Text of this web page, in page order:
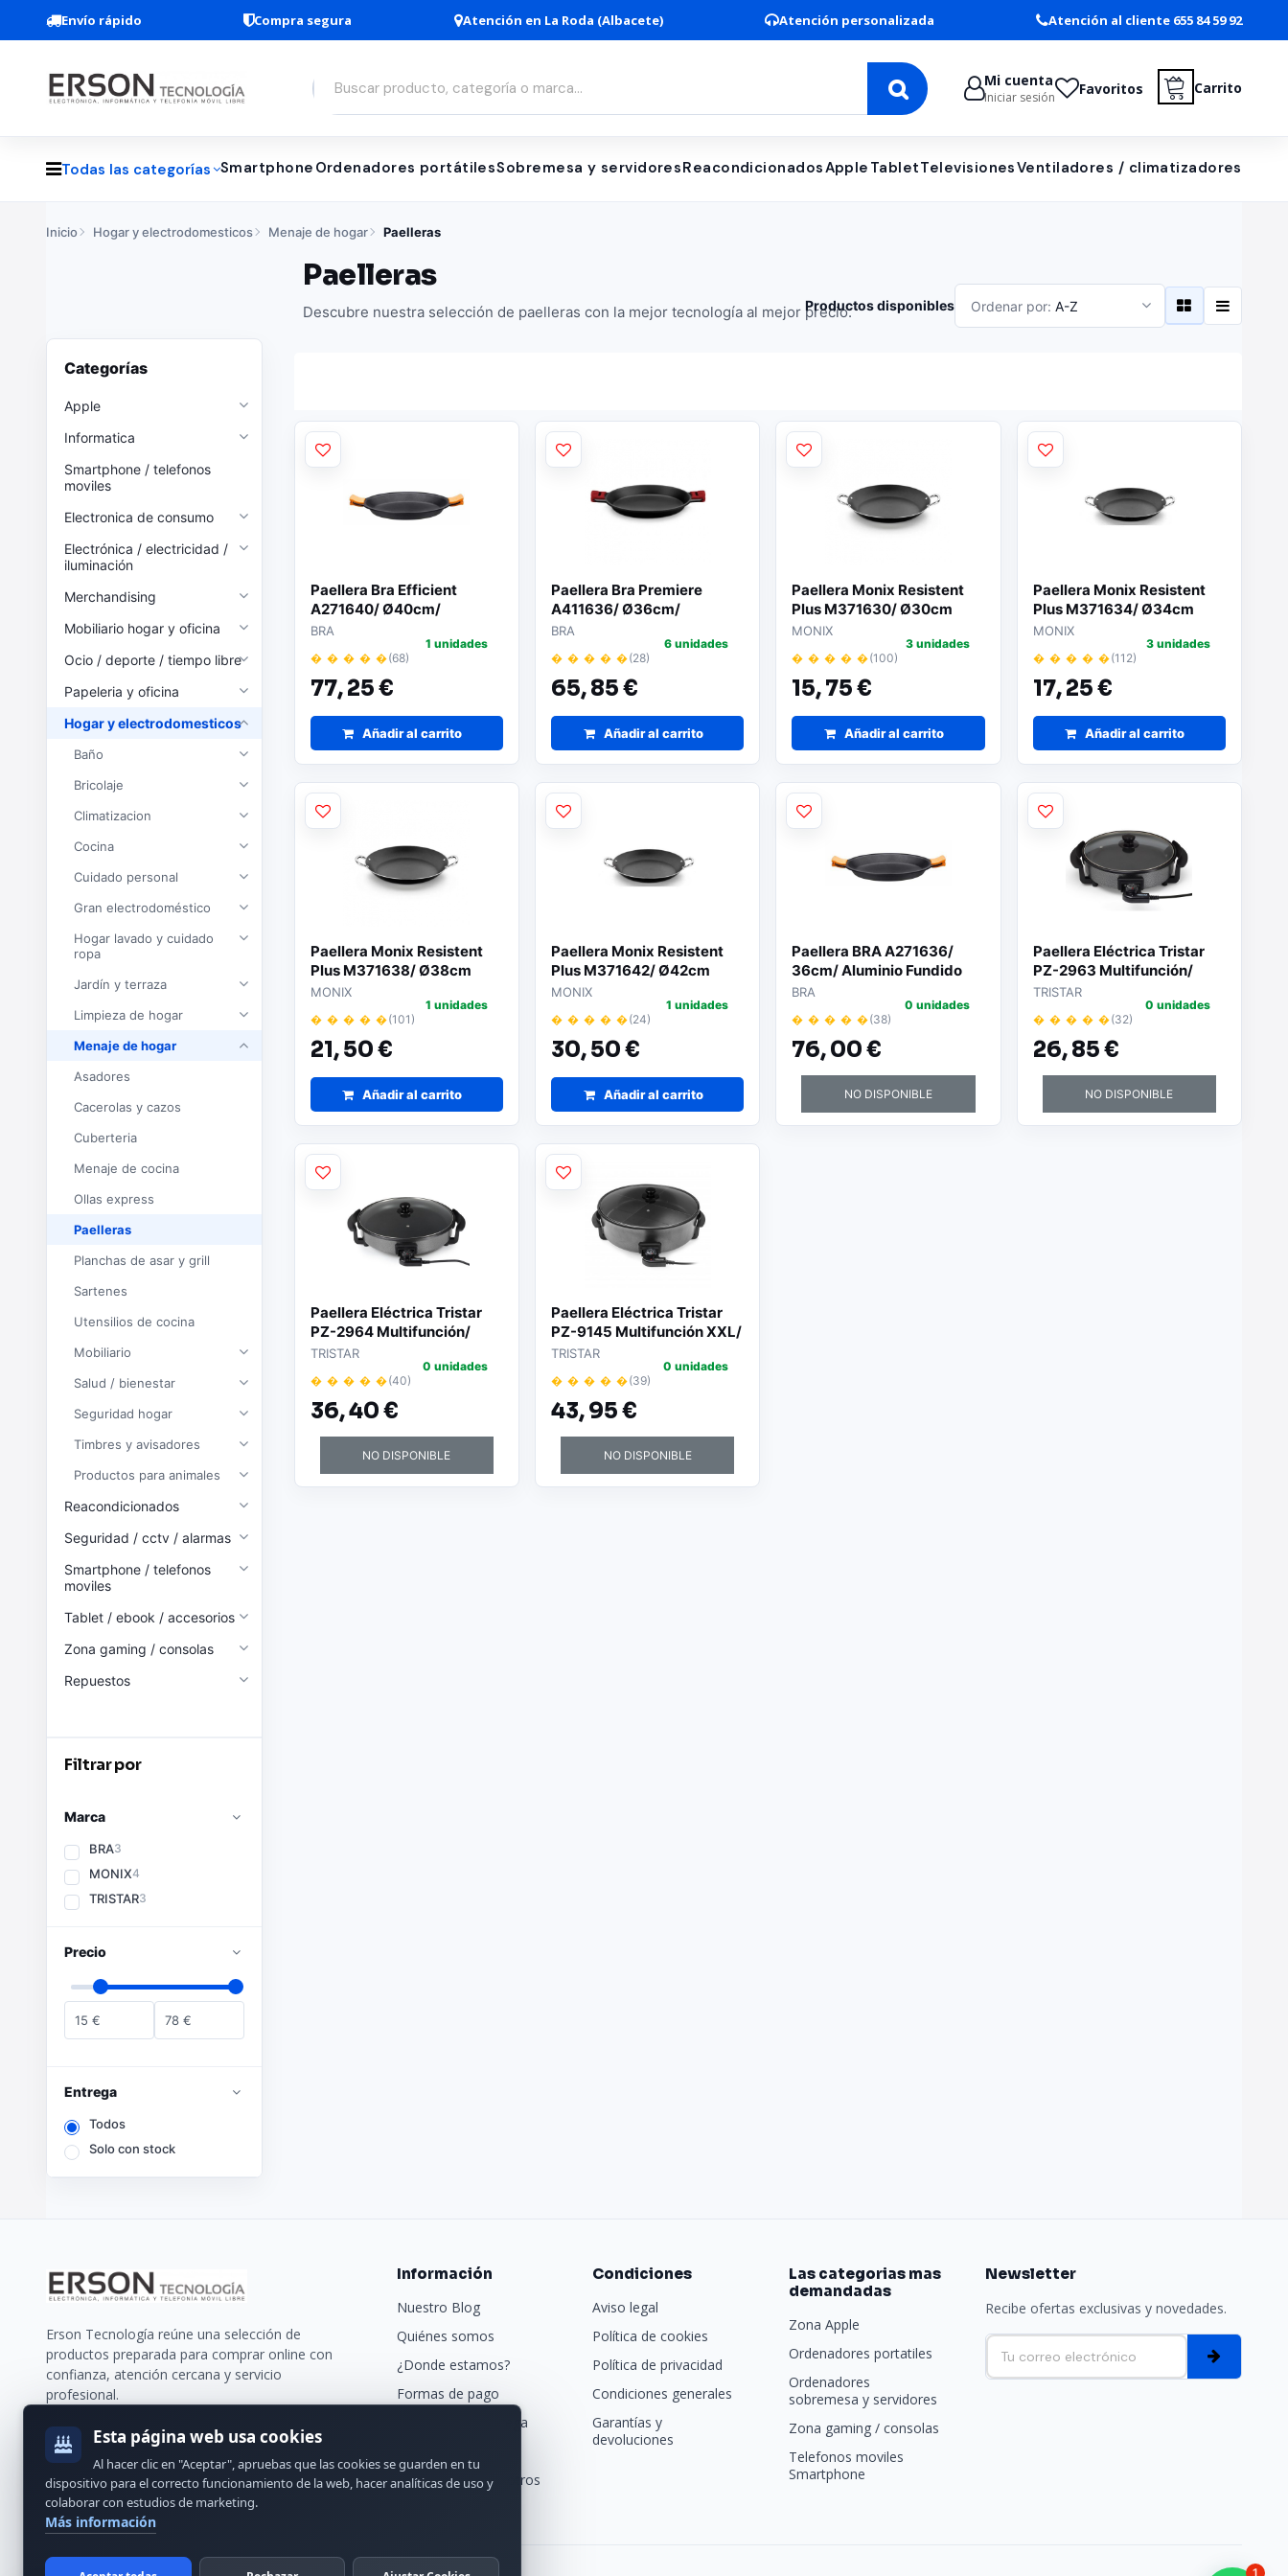
Envío rápido Compra segura Atención en La Roda (Albacete) Atención personalizada Atención al cliente 655 84 59 92
Mi cuenta
Iniciar sesión Favoritos Carrito
Todas las categorías Smartphone Ordenadores portátilesSobremesa y servidoresReacondicionadosApple TabletTelevisionesVentiladores / climatizadores
Inicio Hogar y electrodomesticos Menaje de hogar Paelleras
Paelleras
Descubre nuestra selección de paelleras con la mejor tecnología al mejor precio.
Categorías
Apple
Informatica
Smartphone / telefonos
moviles
Electronica de consumo
Electrónica / electricidad /
iluminación
Merchandising
Mobiliario hogar y oficina
Ocio / deporte / tiempo libre
Papeleria y oficina
Hogar y electrodomesticos
Baño
Bricolaje
Climatizacion
Cocina
Cuidado personal
Gran electrodoméstico
Hogar lavado y cuidado
ropa
Jardín y terraza
Limpieza de hogar
Menaje de hogar
Asadores
Cacerolas y cazos
Cuberteria
Menaje de cocina
Ollas express
Paelleras
Planchas de asar y grill
Sartenes
Utensilios de cocina
Mobiliario
Salud / bienestar
Seguridad hogar
Timbres y avisadores
Productos para animales
Reacondicionados
Seguridad / cctv / alarmas
Smartphone / telefonos
moviles
Tablet / ebook / accesorios
Zona gaming / consolas
Repuestos
Filtrar por
Marca
BRA3
MONIX4
TRISTAR3
Precio
15 € 78 €
Entrega
Todos
Solo con stock
Productos disponibles Ordenar por: A-Z
Paellera Bra Efficient
A271640/ Ø40cm/
Aluminio Fundido
BRA
� � � � �(68)
77,25 €
1 unidades
Añadir al carrito
Paellera Bra Premiere
A411636/ Ø36cm/
Aluminio Fundido
BRA
� � � � �(28)
65,85 €
6 unidades
Añadir al carrito
Paellera Monix Resistent
Plus M371630/ Ø30cm
MONIX
� � � � �(100)
15,75 €
3 unidades
Añadir al carrito
Paellera Monix Resistent
Plus M371634/ Ø34cm
MONIX
� � � � �(112)
17,25 €
3 unidades
Añadir al carrito
Paellera Monix Resistent
Plus M371638/ Ø38cm
MONIX
� � � � �(101)
21,50 €
1 unidades
Añadir al carrito
Paellera Monix Resistent
Plus M371642/ Ø42cm
MONIX
� � � � �(24)
30,50 €
1 unidades
Añadir al carrito
Paellera BRA A271636/
36cm/ Aluminio Fundido
BRA
� � � � �(38)
76,00 €
0 unidades
NO DISPONIBLE
Paellera Eléctrica Tristar
PZ-2963 Multifunción/
Ø30cm/ 1500W
TRISTAR
� � � � �(32)
26,85 €
0 unidades
NO DISPONIBLE
Paellera Eléctrica Tristar
PZ-2964 Multifunción/
Ø40cm/ 1500W
TRISTAR
� � � � �(40)
36,40 €
0 unidades
NO DISPONIBLE
Paellera Eléctrica Tristar
PZ-9145 Multifunción XXL/
Ø40cm/ 1500W
TRISTAR
� � � � �(39)
43,95 €
0 unidades
NO DISPONIBLE
Erson Tecnología reúne una selección de
productos preparada para comprar online con
confianza, atención cercana y servicio
profesional.
Información
Nuestro Blog
Quiénes somos
¿Donde estamos?
Formas de pago
Transporte y entrega
Contacta con nosotros
Condiciones
Aviso legal
Política de cookies
Política de privacidad
Condiciones generales
Garantías y
devoluciones
Las categorias mas
demandadas
Zona Apple
Ordenadores portatiles
Ordenadores
sobremesa y servidores
Zona gaming / consolas
Telefonos moviles
Smartphone
Newsletter
Recibe ofertas exclusivas y novedades.
1
Esta página web usa cookies
Al hacer clic en "Aceptar", apruebas que las cookies se guarden en tu
dispositivo para el correcto funcionamiento de la web, hacer analíticas de uso y
colaborar con estudios de marketing.
Más información